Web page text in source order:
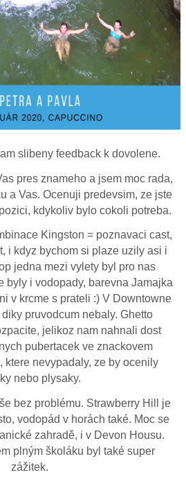
slibeny feedback k dovolene.
pres znameho a jsem moc rada,
a Vas. Ocenuji predevsim, ze jste
kdykoliv bylo cokoli potreba.
Kingston = poznavaci cast,
i kdyz bychom si plaze uzily asi i
jedna mezi vylety byl pro nas
byly i vodopady, barevna Jamajka
v krcme s prateli :) V Downtowne
pruvodcum nebaly. Ghetto
jelikoz nam nahnali dost
pubertacek ve znackovem
ktere nevypadaly, ze by ocenily
nebo plysaky.
bez problému. Strawberry Hill je
vodopád v horách také. Moc se
zahradě, i v Devon Housu.
plným školáku byl také super
zážitek.